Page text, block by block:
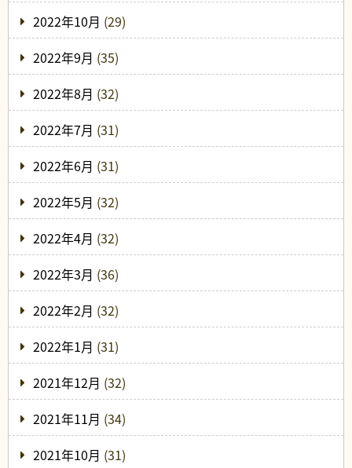
2022年10月 (29)
2022年9月 (35)
2022年8月 (32)
2022年7月 (31)
2022年6月 (31)
2022年5月 (32)
2022年4月 (32)
2022年3月 (36)
2022年2月 (32)
2022年1月 (31)
2021年12月 (32)
2021年11月 (34)
2021年10月 (31)